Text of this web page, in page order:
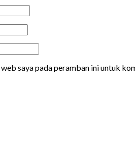
web saya pada peramban ini untuk